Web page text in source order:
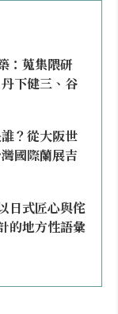
：蒐集隈研
下健三、谷
？從大阪世
國際蘭展吉
日式匠心與侘
的地方性語彙